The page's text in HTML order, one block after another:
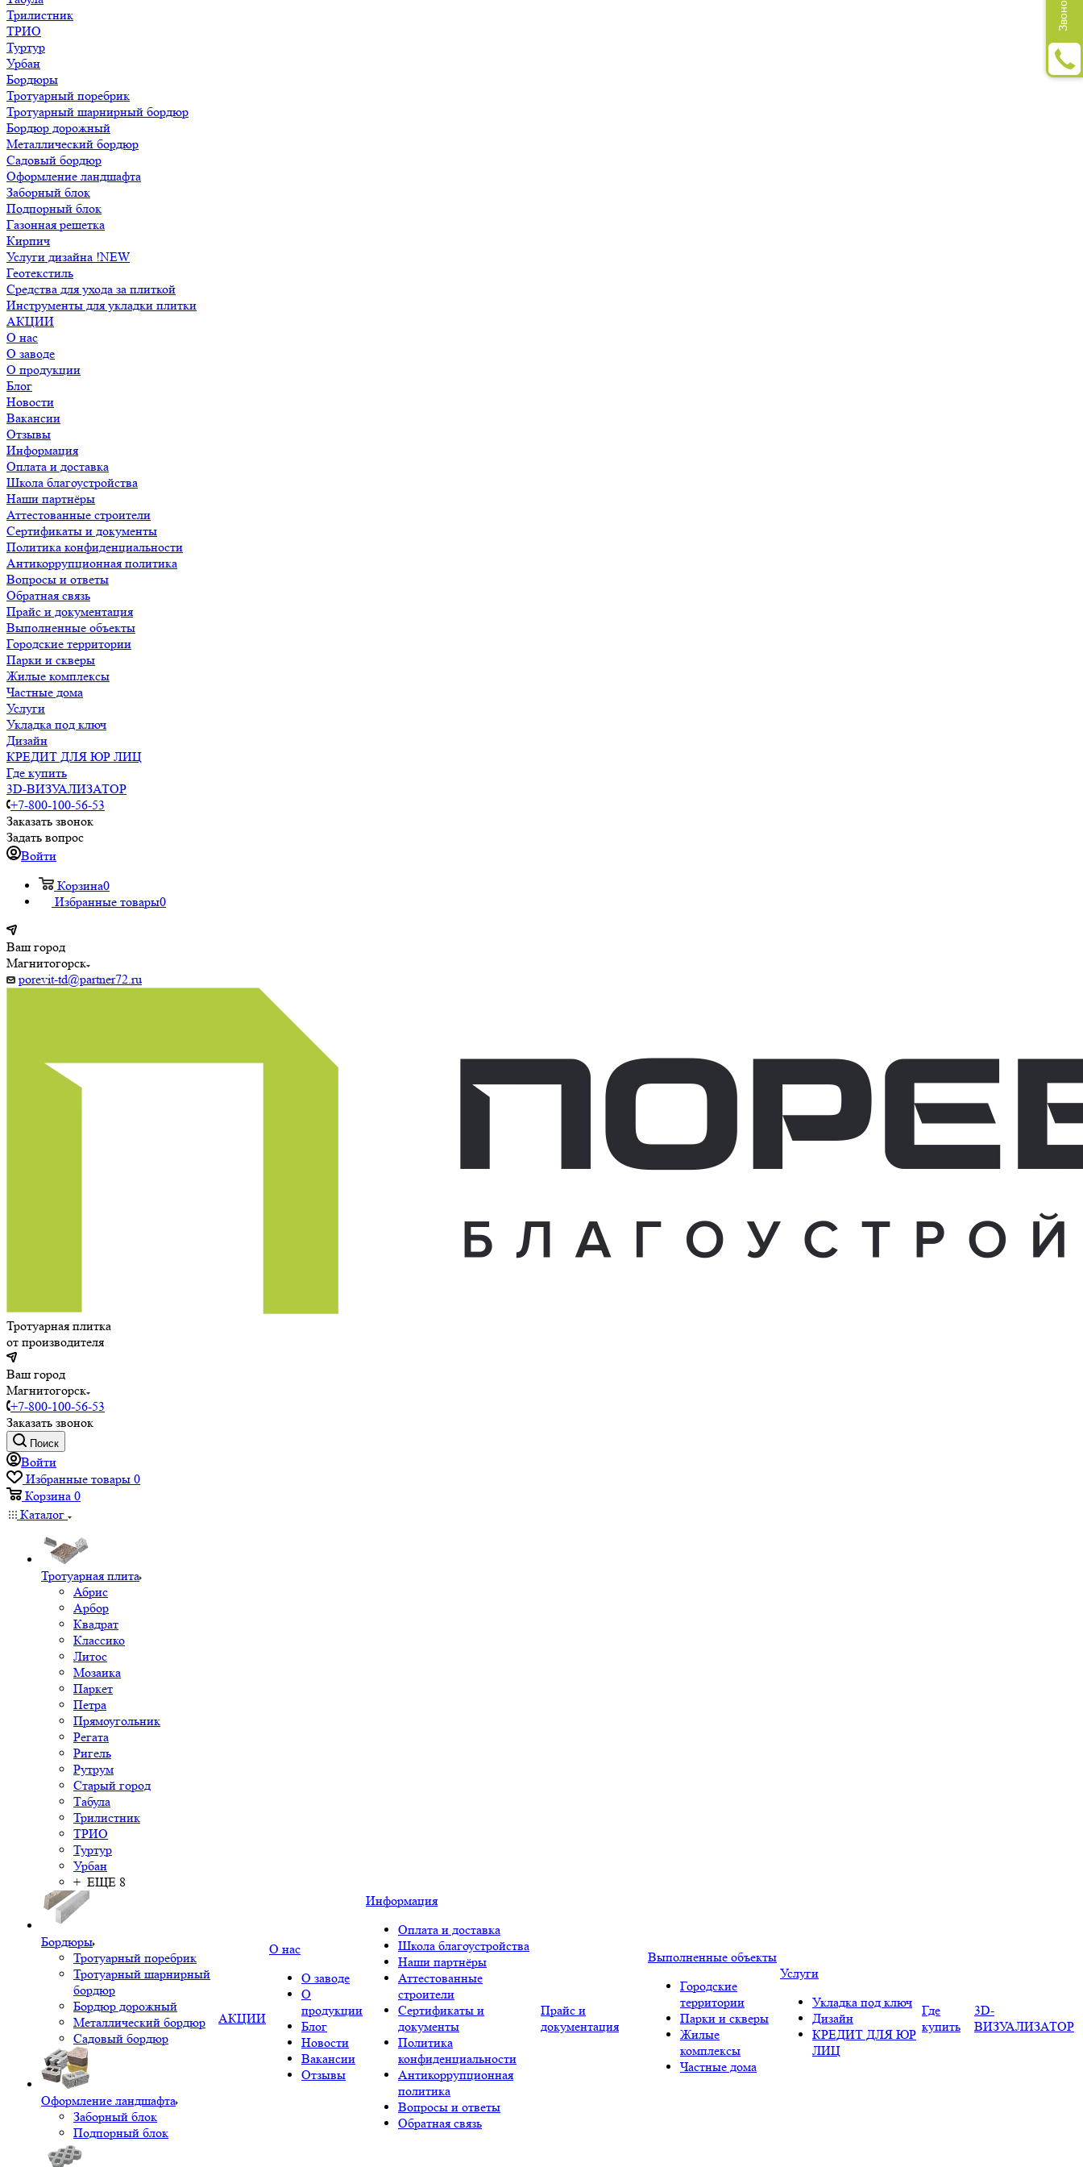
Трилистник
ТРИО
Туртур
Урбан
Бордюры
Тротуарный поребрик
Тротуарный шарнирный бордюр
Бордюр дорожный
Металлический бордюр
Садовый бордюр
Оформление ландшафта
Заборный блок
Подпорный блок
Газонная решетка
Кирпич
Услуги дизайна !NEW
Геотекстиль
Средства для ухода за плиткой
Инструменты для укладки плитки
АКЦИИ
О нас
О заводе
О продукции
Блог
Новости
Вакансии
Отзывы
Информация
Оплата и доставка
Школа благоустройства
Наши партнёры
Аттестованные строители
Сертификаты и документы
Политика конфиденциальности
Антикоррупционная политика
Вопросы и ответы
Обратная связь
Прайс и документация
Выполненные объекты
Городские территории
Парки и скверы
Жилые комплексы
Частные дома
Услуги
Укладка под ключ
Дизайн
КРЕДИТ ДЛЯ ЮР ЛИЦ
Где купить
3D-ВИЗУАЛИЗАТОР
+7-800-100-56-53
Заказать звонок
Задать вопрос
Войти
Корзина0
Избранные товары0
Ваш город
Магнитогорск
porevit-td@partner72.ru
Тротуарная плитка
от производителя
Ваш город
Магнитогорск
+7-800-100-56-53
Заказать звонок
Поиск
Войти
Избранные товары 0
Корзина 0
Каталог
Тротуарная плита
Абрис
Арбор
Квадрат
Классико
Литос
Мозаика
Паркет
Петра
Прямоугольник
Регата
Ригель
Рутрум
Старый город
Табула
Трилистник
ТРИО
Туртур
Урбан
+ ЕЩЕ 8
Бордюры
Тротуарный поребрик
Тротуарный шарнирный
бордюр
Бордюр дорожный
Металлический бордюр
Садовый бордюр
Оформление ландшафта
Заборный блок
Подпорный блок
АКЦИИ
О нас
О заводе
О
продукции
Блог
Новости
Вакансии
Отзывы
Информация
Оплата и доставка
Школа благоустройства
Наши партнёры
Аттестованные
строители
Сертификаты и
документы
Политика
конфиденциальности
Антикоррупционная
политика
Вопросы и ответы
Обратная связь
Прайс и
документация
Выполненные объекты
Городские
территории
Парки и скверы
Жилые
комплексы
Частные дома
Услуги
Укладка под ключ
Дизайн
КРЕДИТ ДЛЯ ЮР
ЛИЦ
Где
купить
3D-
ВИЗУАЛИЗАТОР